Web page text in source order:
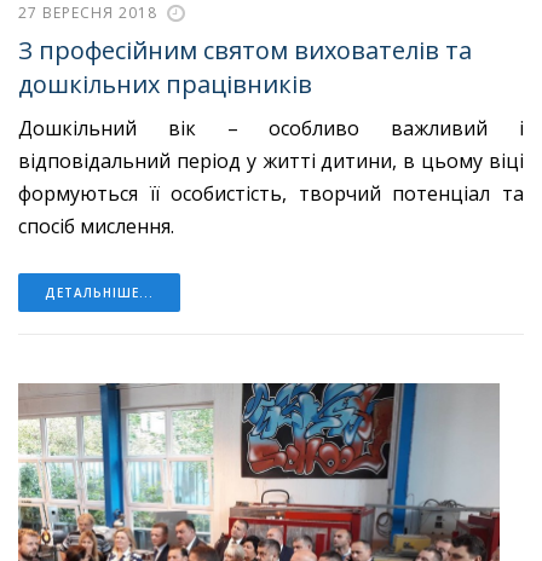
27 ВЕРЕСНЯ 2018
З професійним святом вихователів та
дошкільних працівників
Дошкільний вік – особливо важливий і
відповідальний період у житті дитини, в цьому віці
формуються її особистість, творчий потенціал та
спосіб мислення.
ДЕТАЛЬНІШЕ...